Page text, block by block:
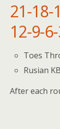
21-18-
12-9-
Toes
Rusian
After each